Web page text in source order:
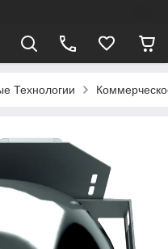
Технологии